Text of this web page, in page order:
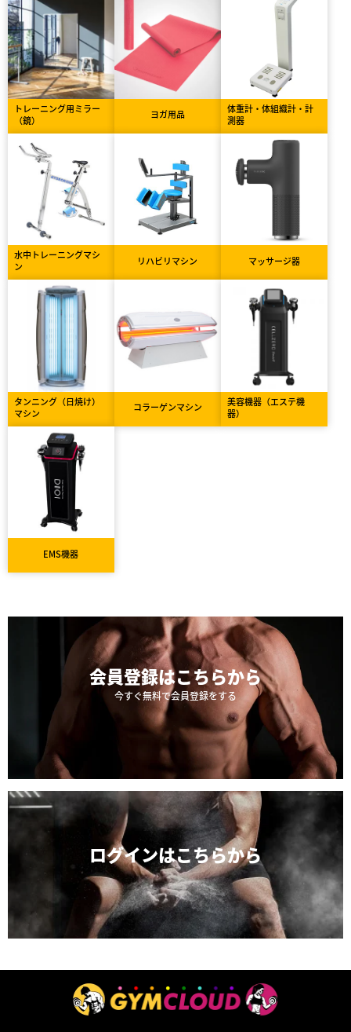
トレーニング用ミラー
（鏡）
ヨガ用品
体重計・体組織計・計
測器
水中トレーニングマシ
ン
リハビリマシン マッサージ器
タンニング（日焼け）
マシン
コラーゲンマシン
美容機器（エステ機
器）
EMS機器
会員登録はこちらから
今すぐ無料で会員登録をする
ログインはこちらから